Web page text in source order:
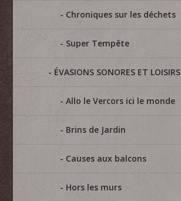
Chroniques sur les déchets
Super Tempête
ÉVASIONS SONORES ET LOISIRS
Allo le Vercors ici le monde
Brins de Jardin
Causes aux balcons
Hors les murs